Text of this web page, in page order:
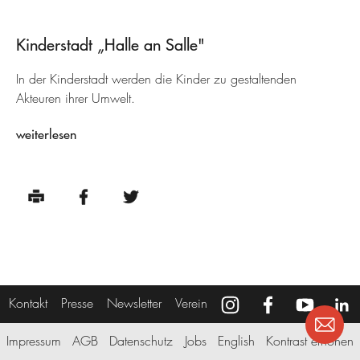
Kinderstadt „Halle an Salle"
In der Kinderstadt werden die Kinder zu gestaltenden
Akteuren ihrer Umwelt.
weiterlesen
Kontakt Presse Newsletter Verein
Impressum AGB Datenschutz Jobs English Kontrast erhöhen